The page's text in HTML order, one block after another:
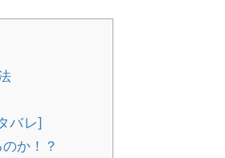
バレ]
か！？